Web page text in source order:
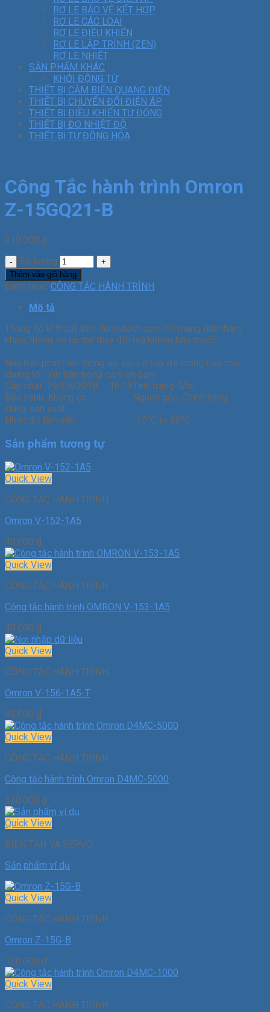
RƠ LE BẢO VỆ KẾT HỢP
RƠ LE CÁC LOẠI
RƠ LE ĐIỀU KHIỂN
RƠ LE LẬP TRÌNH (ZEN)
RƠ LE NHIỆT
SẢN PHẨM KHÁC
KHỞI ĐỘNG TỪ
THIẾT BỊ CẢM BIẾN QUANG ĐIỆN
THIẾT BỊ CHUYỂN ĐỔI ĐIỆN ÁP
THIẾT BỊ ĐIỀU KHIỂN TỰ ĐỘNG
THIẾT BỊ ĐO NHIỆT ĐỘ
THIẾT BỊ TỰ ĐỘNG HÓA
Công Tắc hành trình Omron
Z-15GQ21-B
210.000 ₫
Số lượng
Thêm vào giỏ hàng
Danh mục: CÔNG TẮC HÀNH TRÌNH
Mô tả
Thông số kĩ thuật trên ducvutech.com chỉ mang tính tham
khảo, thông số có thể thay đổi mà không báo trước.
Nếu bạn phát hiện thông số sai xin hãy để thông báo cho
chúng tôi. Xin trân trọng cảm ơn bạn!
Cập nhật: 19/06/2018 – 16:19Tình trạng: Mới
Bảo hành: Không có Nguồn gốc: Chính hãng
Hãng sản xuất
Nhiệt độ làm việc
-25°C to 80°C.
Sản phẩm tương tự
Quick View
CÔNG TẮC HÀNH TRÌNH
Omron V-152-1A5
40.000 ₫
Quick View
CÔNG TẮC HÀNH TRÌNH
Công tắc hành trình OMRON V-153-1A5
40.000 ₫
Quick View
CÔNG TẮC HÀNH TRÌNH
Omron V-156-1A5-T
45.000 ₫
Quick View
CÔNG TẮC HÀNH TRÌNH
Công tắc hành trình Omron D4MC-5000
320.000 ₫
Quick View
BIẾN TẦN VÀ SERVO
Sản phẩm ví dụ
Quick View
CÔNG TẮC HÀNH TRÌNH
Omron Z-15G-B
120.000 ₫
Quick View
CÔNG TẮC HÀNH TRÌNH